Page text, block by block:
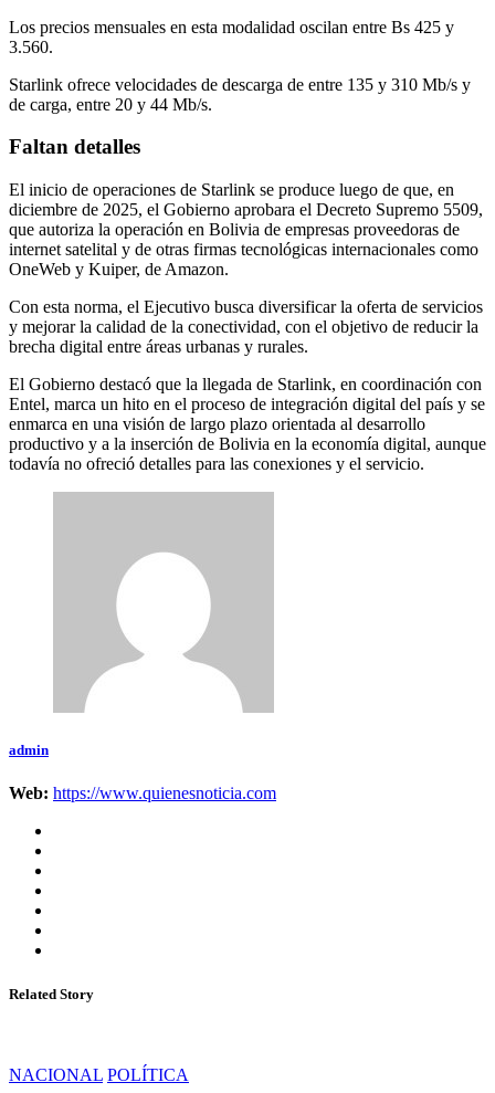
Los precios mensuales en esta modalidad oscilan entre Bs 425 y
3.560.
Starlink ofrece velocidades de descarga de entre 135 y 310 Mb/s y
de carga, entre 20 y 44 Mb/s.
Faltan detalles
El inicio de operaciones de Starlink se produce luego de que, en
diciembre de 2025, el Gobierno aprobara el Decreto Supremo 5509,
que autoriza la operación en Bolivia de empresas proveedoras de
internet satelital y de otras firmas tecnológicas internacionales como
OneWeb y Kuiper, de Amazon.
Con esta norma, el Ejecutivo busca diversificar la oferta de servicios
y mejorar la calidad de la conectividad, con el objetivo de reducir la
brecha digital entre áreas urbanas y rurales.
El Gobierno destacó que la llegada de Starlink, en coordinación con
Entel, marca un hito en el proceso de integración digital del país y se
enmarca en una visión de largo plazo orientada al desarrollo
productivo y a la inserción de Bolivia en la economía digital, aunque
todavía no ofreció detalles para las conexiones y el servicio.
admin
Web: https://www.quienesnoticia.com
Related Story
NACIONAL POLÍTICA